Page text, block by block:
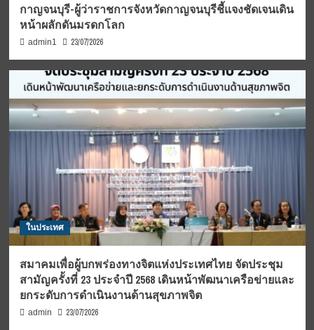
กาญจนบุรี-ผู้ว่าราชการจังหวัดกาญจนบุรีชี้แจงชัดเจนเดิน
หน้าผลักดันมรดกโลก
admin1 23/07/2026
ในประเทศ
สมาคมเพื่อผู้บกพร่องทางจิตแห่งประเทศไทย จัดประชุม
สามัญครั้งที่ 23 ประจำปี 2568 เดินหน้าพัฒนาเครือข่ายและ
ยกระดับการดำเนินงานด้านสุขภาพจิต
admin 23/07/2026